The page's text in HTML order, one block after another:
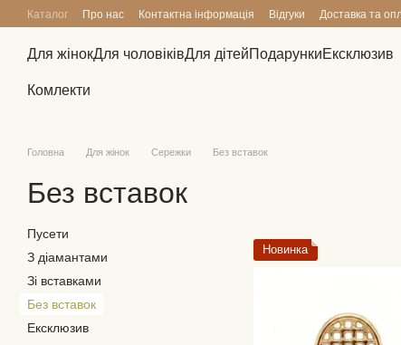
Перейти до основного контенту
Каталог Про нас Контактна інформація Відгуки Доставка та
Для жінокДля чоловіківДля дітейПодарункиЕксклюзив
Комлекти
Головна Для жінок Сережки Без вставок
Без вставок
Новинка
Пусети
З діамантами
Зі вставками
Без вставок
Ексклюзив